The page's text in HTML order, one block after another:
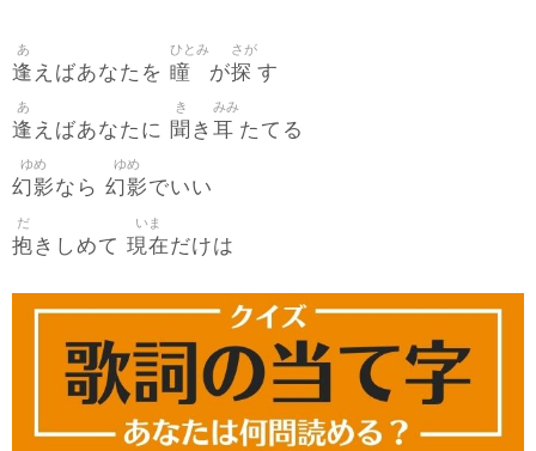
逢
あ
えばあなたを 瞳
ひとみ
が探
さが
す
逢
あ
えばあなたに 聞
き
き 耳
みみ
たてる
幻影
ゆめ
なら 幻影
ゆめ
でいい
抱
だ
きしめて 現在
いま
だけは